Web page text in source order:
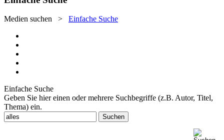
Medien suchen > Einfache Suche
Einfache Suche
Geben Sie hier einen oder mehrere Suchbegriffe (z.B. Autor, Titel,
Thema) ein.